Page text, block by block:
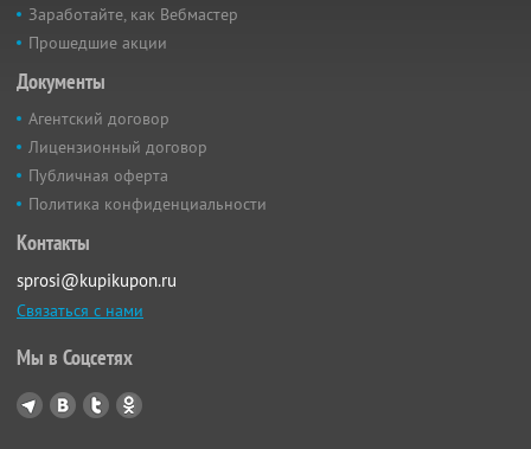
Заработайте, как Вебмастер
Прошедшие акции
Документы
Агентский договор
Лицензионный договор
Публичная оферта
Политика конфиденциальности
Контакты
sprosi@kupikupon.ru
Связаться с нами
Мы в Соцсетях